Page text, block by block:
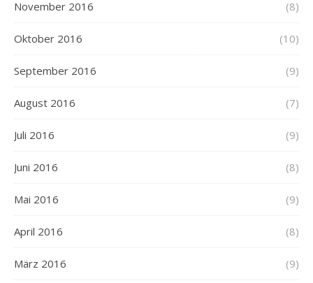
November 2016 (8)
Oktober 2016 (10)
September 2016 (9)
August 2016 (7)
Juli 2016 (9)
Juni 2016 (8)
Mai 2016 (9)
April 2016 (8)
März 2016 (9)